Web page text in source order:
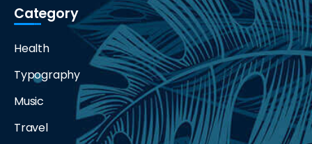
Category
Health
Typography
Music
Travel